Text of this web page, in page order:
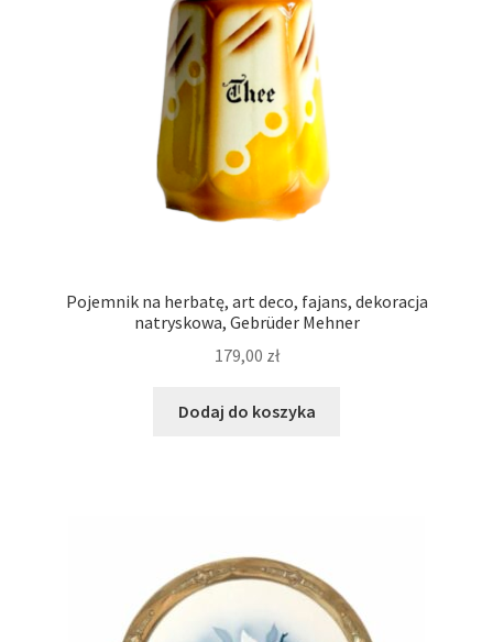
Pojemnik na herbatę, art deco, fajans, dekoracja
natryskowa, Gebrüder Mehner
179,00 zł
Dodaj do koszyka